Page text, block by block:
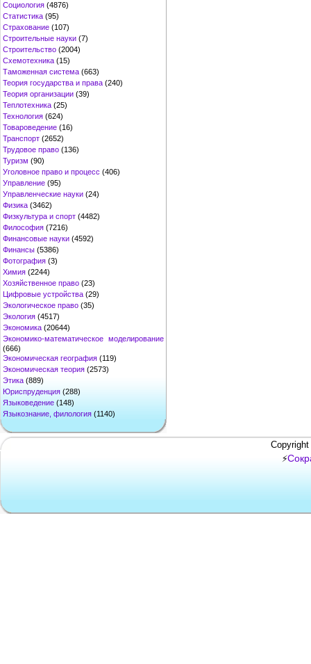
Социология (4876)
Статистика (95)
Страхование (107)
Строительные науки (7)
Строительство (2004)
Схемотехника (15)
Таможенная система (663)
Теория государства и права (240)
Теория организации (39)
Теплотехника (25)
Технология (624)
Товароведение (16)
Транспорт (2652)
Трудовое право (136)
Туризм (90)
Уголовное право и процесс (406)
Управление (95)
Управленческие науки (24)
Физика (3462)
Физкультура и спорт (4482)
Философия (7216)
Финансовые науки (4592)
Финансы (5386)
Фотография (3)
Химия (2244)
Хозяйственное право (23)
Цифровые устройства (29)
Экологическое право (35)
Экология (4517)
Экономика (20644)
Экономико-математическое моделирование
(666)
Экономическая география (119)
Экономическая теория (2573)
Этика (889)
Юриспруденция (288)
Языковедение (148)
Языкознание, филология (1140)
⚡